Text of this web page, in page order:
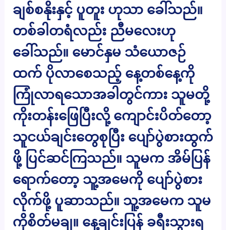
ချစ်စနိုးနှင့် ပူတူး ဟုသာ ခေါ်သည်။
တစ်ခါတရံလည်း ညီမလေးဟု
ခေါ်သည်။ မောင်နှမ သံယောဇဉ်
ထက် ပိုလာစေသည့် နေ့တစ်နေ့ကို
ကြုံလာရသောအခါတွင်ကား သူမတို့
ကိုးတန်းဖြေပြီးလို့ ကျောင်းပိတ်တော့
သူငယ်ချင်းတွေစုပြီး ပျော်ပွဲစားထွက်
ဖို့ ပြင်ဆင်ကြသည်။ သူမက အိမ်ပြန်
ရောက်တော့ သူ့အမေကို ပျော်ပွဲစား
လိုက်ဖို့ ပူဆာသည်။ သူ့အမေက သူမ
ကိုစိတ်မချ။ နေ့ချင်းပြန် ခရီးသွားရ